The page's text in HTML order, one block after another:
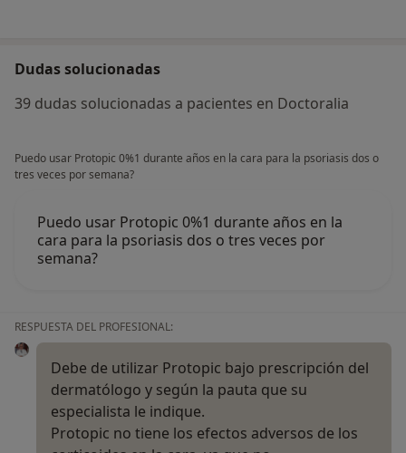
Dudas solucionadas
39 dudas solucionadas a pacientes en Doctoralia
Puedo usar Protopic 0%1 durante años en la cara para la psoriasis dos o
tres veces por semana?
Puedo usar Protopic 0%1 durante años en la
cara para la psoriasis dos o tres veces por
semana?
RESPUESTA DEL PROFESIONAL:
Debe de utilizar Protopic bajo prescripción del
dermatólogo y según la pauta que su
especialista le indique.
Protopic no tiene los efectos adversos de los